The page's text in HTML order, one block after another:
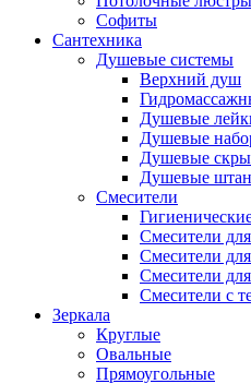
Софиты
Сантехника
Душевые системы
Верхний душ
Душевые
Душевые
Душевые
Душевые
Смесители
Смесители
Смесители
Смесители
Смесители с
Зеркала
Круглые
Овальные
Прямоугольные